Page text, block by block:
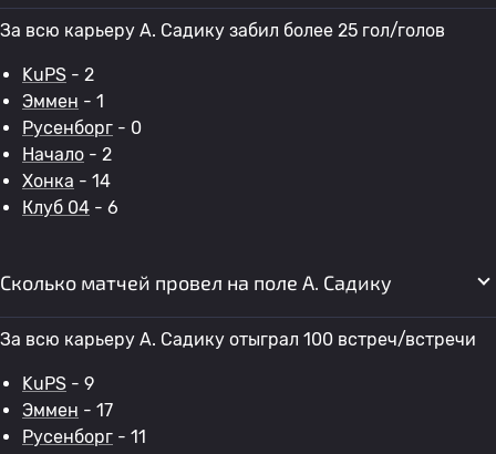
За всю карьеру A. Садику забил более 25 гол/голов
KuPS - 2
Эммен - 1
Русенборг - 0
Начало - 2
Хонка - 14
Клуб 04 - 6
Сколько матчей провел на поле A. Садику
За всю карьеру A. Садику отыграл 100 встреч/встречи
KuPS - 9
Эммен - 17
Русенборг - 11